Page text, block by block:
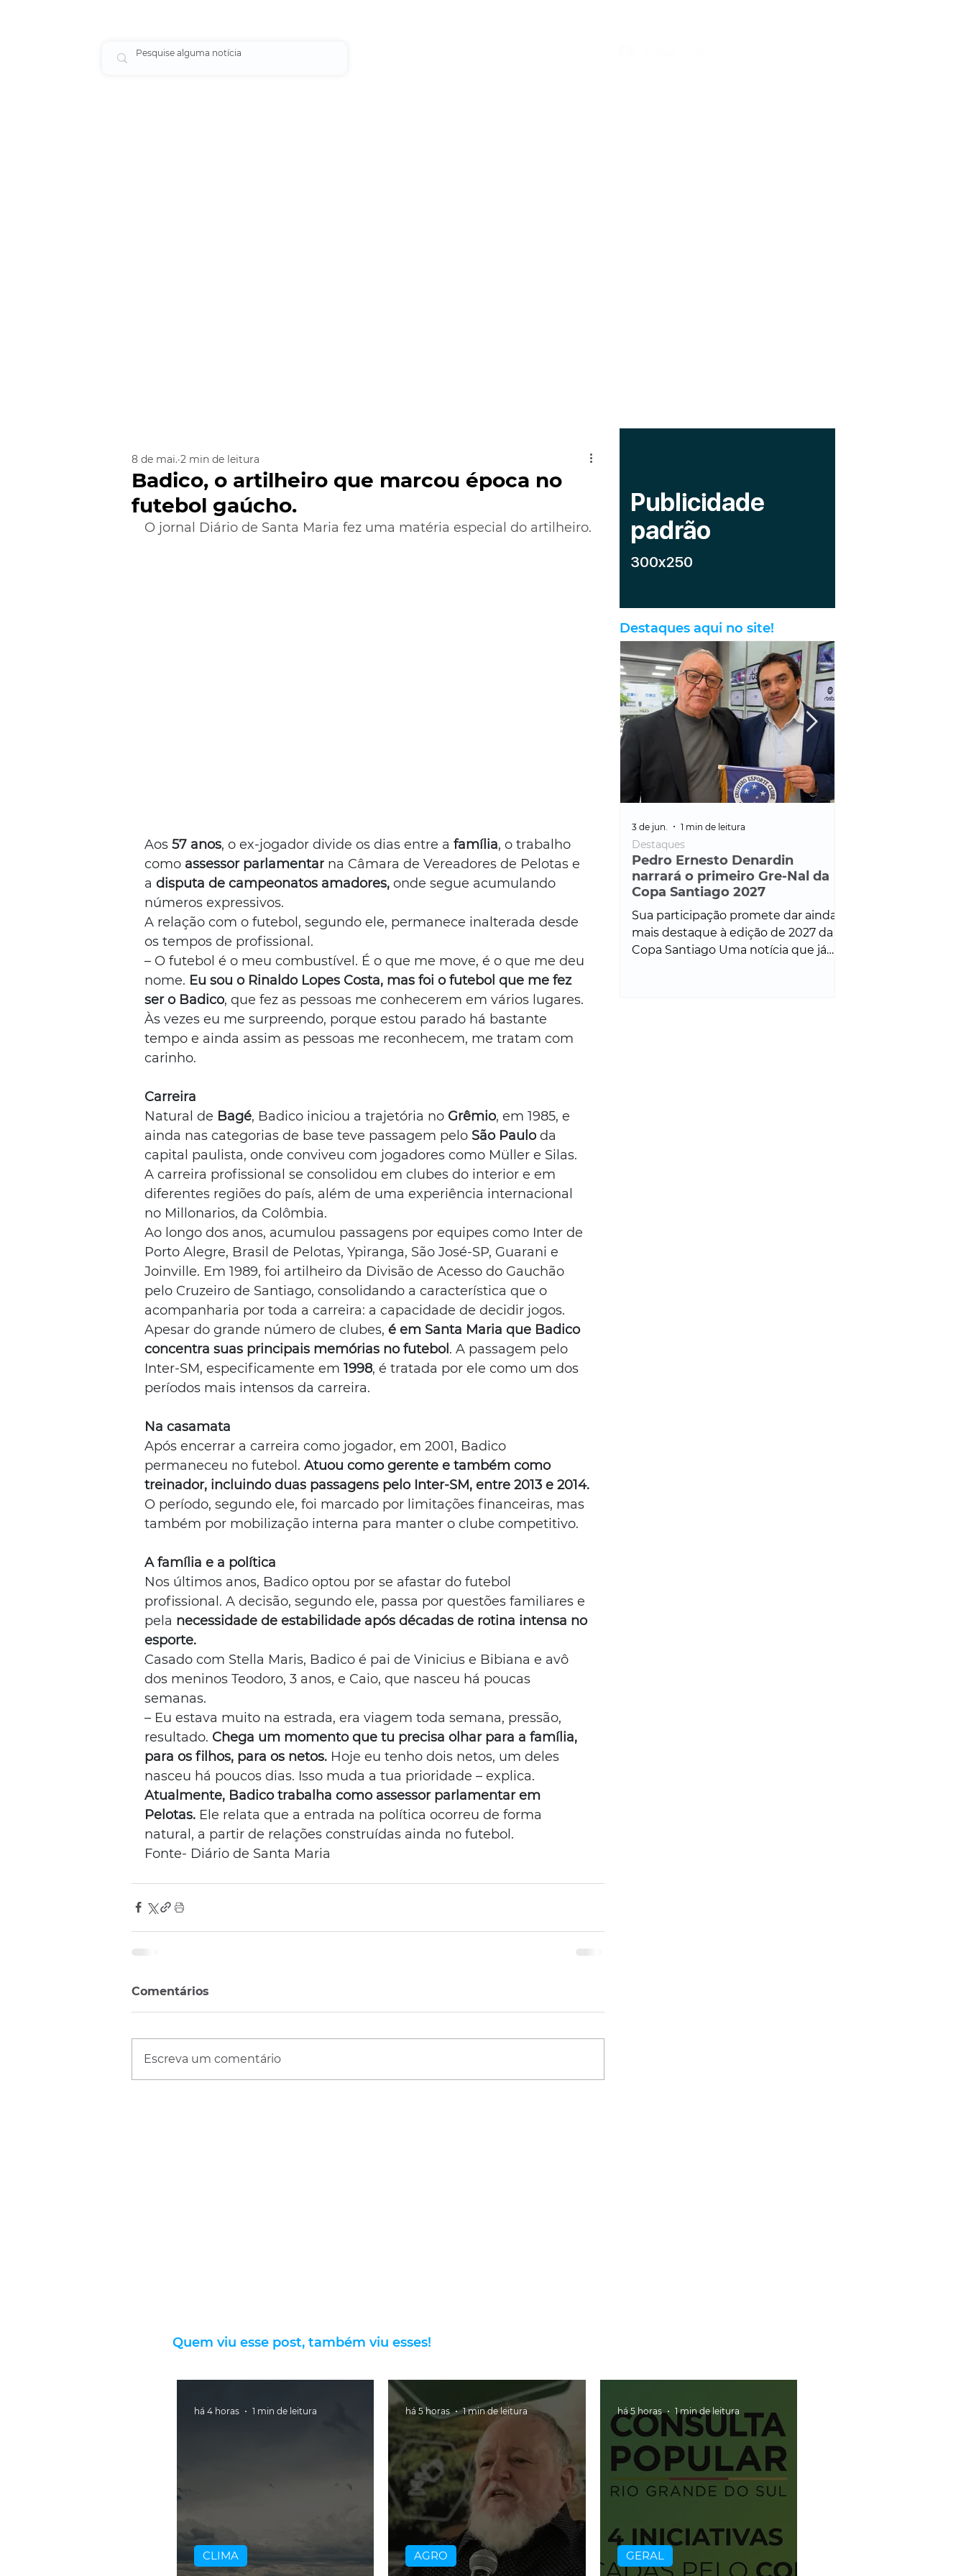
Badico, o artilheiro que marcou época no
futebol gaúcho.
8 de mai. 2 min de leitura
O jornal Diário de Santa Maria fez uma matéria especial do artilheiro.
Aos 57 anos, o ex-jogador divide os dias entre a família, o trabalho
como assessor parlamentar na Câmara de Vereadores de Pelotas e
a disputa de campeonatos amadores, onde segue acumulando
números expressivos.
A relação com o futebol, segundo ele, permanece inalterada desde
os tempos de profissional.
– O futebol é o meu combustível. É o que me move, é o que me deu
nome. Eu sou o Rinaldo Lopes Costa, mas foi o futebol que me fez
ser o Badico, que fez as pessoas me conhecerem em vários lugares.
Às vezes eu me surpreendo, porque estou parado há bastante
tempo e ainda assim as pessoas me reconhecem, me tratam com
carinho.
Carreira
Natural de Bagé, Badico iniciou a trajetória no Grêmio, em 1985, e
ainda nas categorias de base teve passagem pelo São Paulo da
capital paulista, onde conviveu com jogadores como Müller e Silas.
A carreira profissional se consolidou em clubes do interior e em
diferentes regiões do país, além de uma experiência internacional
no Millonarios, da Colômbia.
Ao longo dos anos, acumulou passagens por equipes como Inter de
Porto Alegre, Brasil de Pelotas, Ypiranga, São José-SP, Guarani e
Joinville. Em 1989, foi artilheiro da Divisão de Acesso do Gauchão
pelo Cruzeiro de Santiago, consolidando a característica que o
acompanharia por toda a carreira: a capacidade de decidir jogos.
Apesar do grande número de clubes, é em Santa Maria que Badico
concentra suas principais memórias no futebol. A passagem pelo
Inter-SM, especificamente em 1998, é tratada por ele como um dos
períodos mais intensos da carreira.
Na casamata
Após encerrar a carreira como jogador, em 2001, Badico
permaneceu no futebol. Atuou como gerente e também como
treinador, incluindo duas passagens pelo Inter-SM, entre 2013 e 2014.
O período, segundo ele, foi marcado por limitações financeiras, mas
também por mobilização interna para manter o clube competitivo.
A família e a política
Nos últimos anos, Badico optou por se afastar do futebol
profissional. A decisão, segundo ele, passa por questões familiares e
pela necessidade de estabilidade após décadas de rotina intensa no
esporte.
Casado com Stella Maris, Badico é pai de Vinicius e Bibiana e avô
dos meninos Teodoro, 3 anos, e Caio, que nasceu há poucas
semanas.
– Eu estava muito na estrada, era viagem toda semana, pressão,
resultado. Chega um momento que tu precisa olhar para a família,
para os filhos, para os netos. Hoje eu tenho dois netos, um deles
nasceu há poucos dias. Isso muda a tua prioridade – explica.
​Atualmente, Badico trabalha como assessor parlamentar em
Pelotas. Ele relata que a entrada na política ocorreu de forma
natural, a partir de relações construídas ainda no futebol.
Fonte- Diário de Santa Maria
Comentários
Escreva um comentário
Destaques aqui no site!
Pedro Ernesto Denardin
narrará o primeiro Gre-Nal da
Copa Santiago 2027
Sua participação promete dar ainda
mais destaque à edição de 2027 da
Copa Santiago Uma notícia que já
Destaques
3 de jun. 1 min de leitura
Quem viu esse post, também viu esses!
CLIMA
há 4 horas 1 min de leitura
AGRO
há 5 horas 1 min de leitura
GERAL
há 5 horas 1 min de leitura